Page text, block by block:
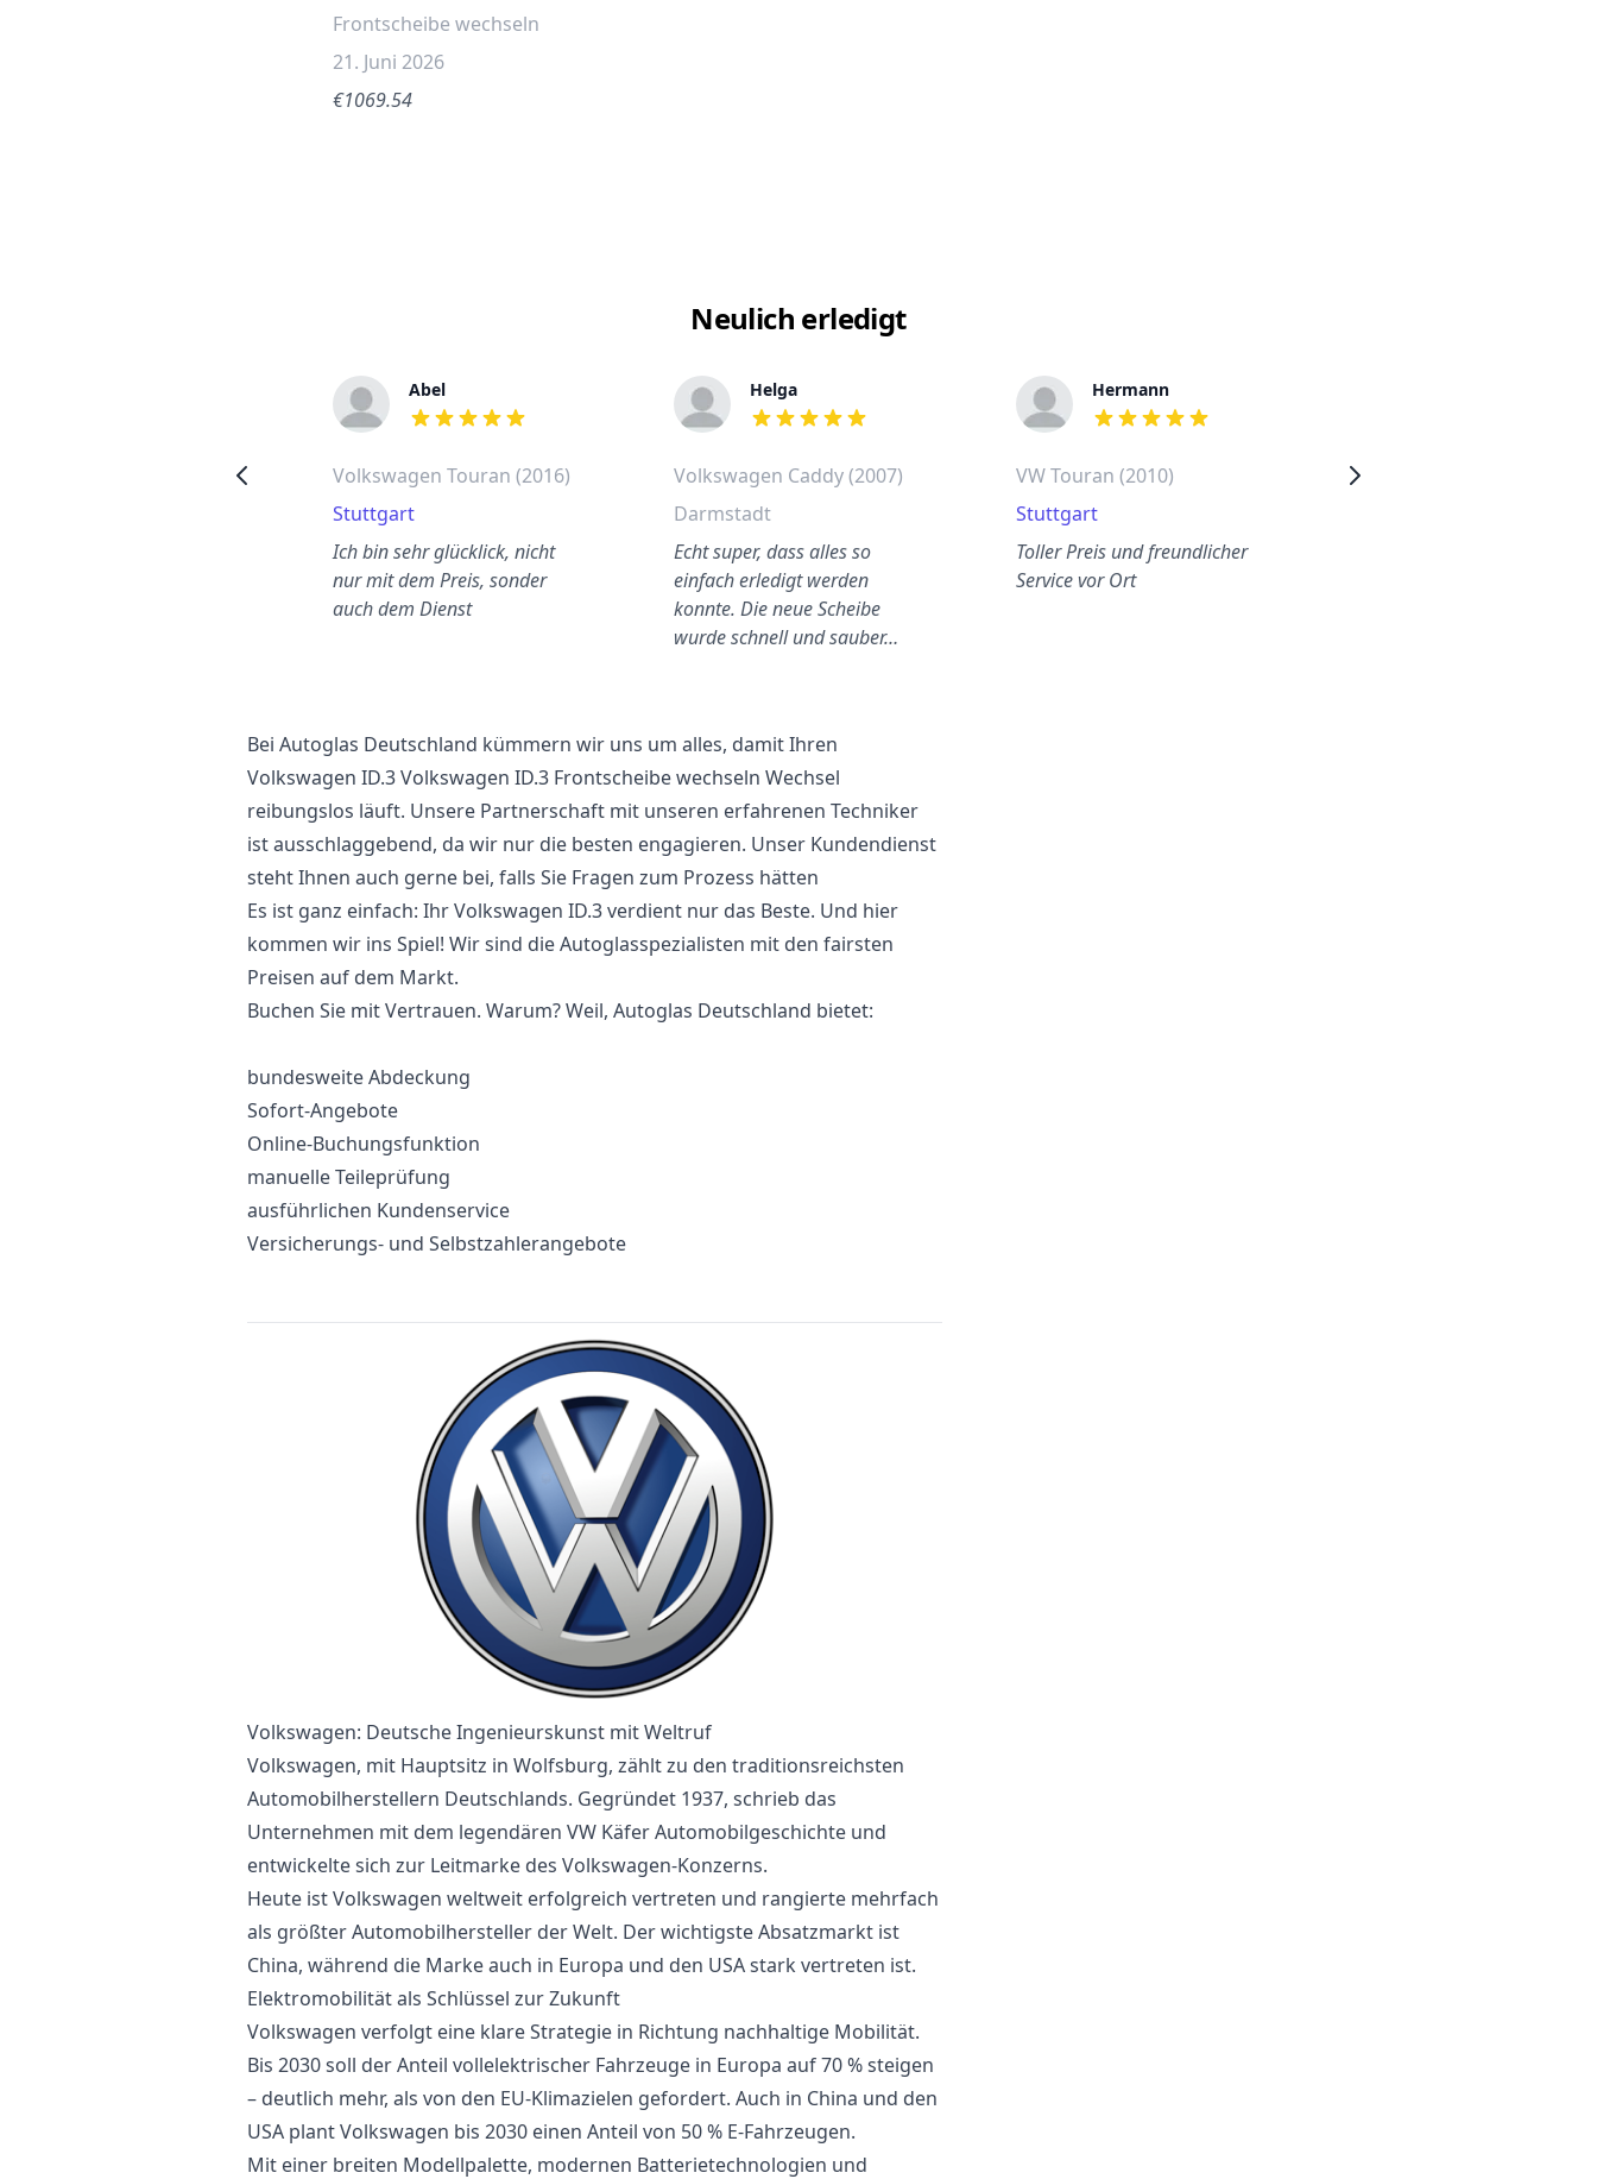
Frontscheibe wechseln
21. Juni 2026
€1069.54
Neulich erledigt
Abel
out of 5 stars
Volkswagen Touran (2016)
Stuttgart
Ich bin sehr glücklick, nicht
nur mit dem Preis, sonder
auch dem Dienst
Helga
out of 5 stars
Volkswagen Caddy (2007)
Darmstadt
Echt super, dass alles so
einfach erledigt werden
konnte. Die neue Scheibe
wurde schnell und sauber…
Hermann
out of 5 stars
VW Touran (2010)
Stuttgart
Toller Preis und freundlicher
Service vor Ort
Volkswagen Caddy (2006)
Bei Autoglas Deutschland kümmern wir uns um alles, damit Ihren
Volkswagen ID.3 Volkswagen ID.3 Frontscheibe wechseln Wechsel
reibungslos läuft. Unsere Partnerschaft mit unseren erfahrenen Techniker
ist ausschlaggebend, da wir nur die besten engagieren. Unser Kundendienst
steht Ihnen auch gerne bei, falls Sie Fragen zum Prozess hätten
Es ist ganz einfach: Ihr Volkswagen ID.3 verdient nur das Beste. Und hier
kommen wir ins Spiel! Wir sind die Autoglasspezialisten mit den fairsten
Preisen auf dem Markt.
Buchen Sie mit Vertrauen. Warum? Weil, Autoglas Deutschland bietet:
bundesweite Abdeckung
Sofort-Angebote
Online-Buchungsfunktion
manuelle Teileprüfung
ausführlichen Kundenservice
Versicherungs- und Selbstzahlerangebote
Volkswagen: Deutsche Ingenieurskunst mit Weltruf
Volkswagen, mit Hauptsitz in Wolfsburg, zählt zu den traditionsreichsten
Automobilherstellern Deutschlands. Gegründet 1937, schrieb das
Unternehmen mit dem legendären VW Käfer Automobilgeschichte und
entwickelte sich zur Leitmarke des Volkswagen-Konzerns.
Heute ist Volkswagen weltweit erfolgreich vertreten und rangierte mehrfach
als größter Automobilhersteller der Welt. Der wichtigste Absatzmarkt ist
China, während die Marke auch in Europa und den USA stark vertreten ist.
Elektromobilität als Schlüssel zur Zukunft
Volkswagen verfolgt eine klare Strategie in Richtung nachhaltige Mobilität.
Bis 2030 soll der Anteil vollelektrischer Fahrzeuge in Europa auf 70 % steigen
– deutlich mehr, als von den EU-Klimazielen gefordert. Auch in China und den
USA plant Volkswagen bis 2030 einen Anteil von 50 % E-Fahrzeugen.
Mit einer breiten Modellpalette, modernen Batterietechnologien und